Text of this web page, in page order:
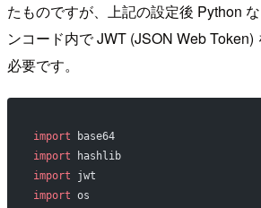
たものですが、上記の設定後 Python
ンコード内で JWT (JSON Web
必要です。
import base64
import hashlib
import jwt
import os